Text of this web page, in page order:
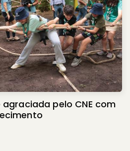
pelo CNE com